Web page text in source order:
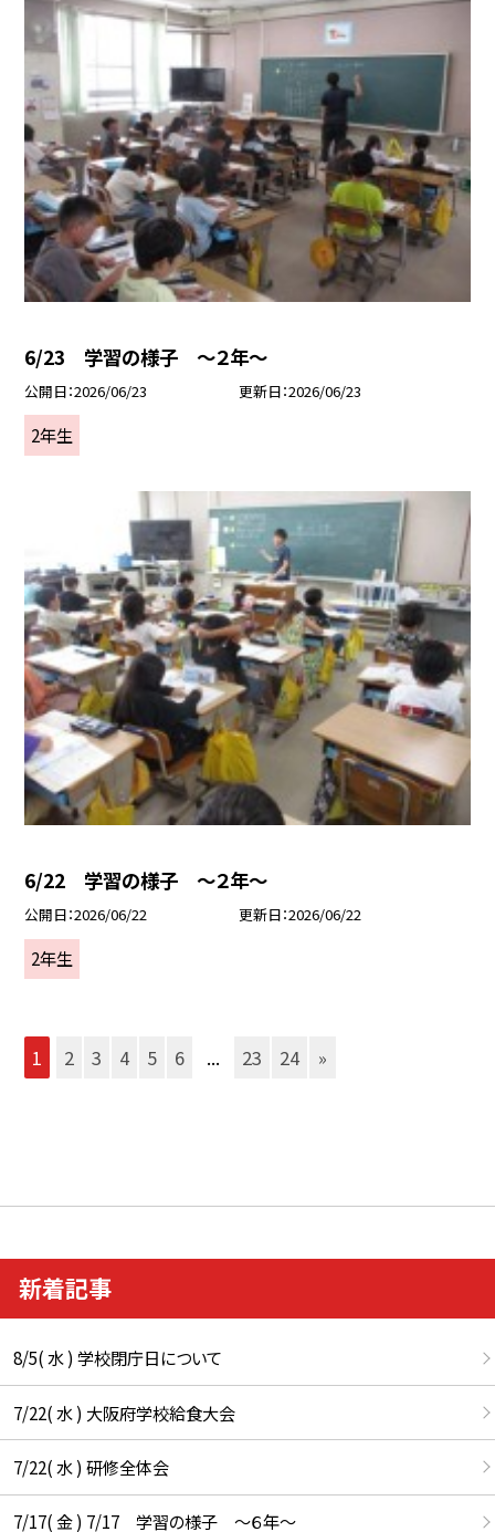
6/23 学習の様子 ～２年～
公開日 2026/06/23 更新日 2026/06/23
2年生
6/22 学習の様子 ～２年～
公開日 2026/06/22 更新日 2026/06/22
2年生
1 2 3 4 5 6 ... 23 24 »
新着記事
8/5( 水 ) 学校閉庁日について
7/22( 水 ) 大阪府学校給食大会
7/22( 水 ) 研修全体会
7/17( 金 ) 7/17 学習の様子 ～６年～